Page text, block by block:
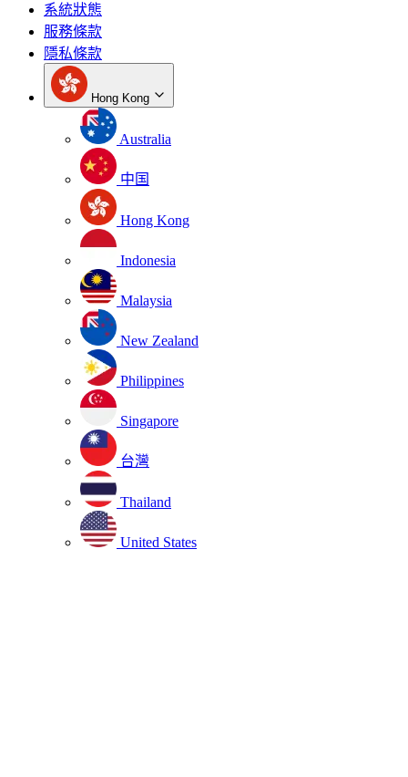
系統狀態
服務條款
隱私條款
Hong Kong
Australia
中国
Hong Kong
Indonesia
Malaysia
New Zealand
Philippines
Singapore
台灣
Thailand
United States